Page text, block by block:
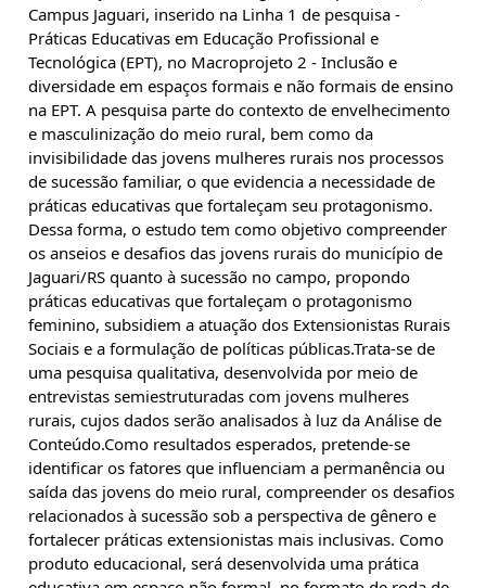
Campus Jaguari, inserido na Linha 1 de pesquisa -
Práticas Educativas em Educação Profissional e
Tecnológica (EPT), no Macroprojeto 2 - Inclusão e
diversidade em espaços formais e não formais de ensino
na EPT. A pesquisa parte do contexto de envelhecimento
e masculinização do meio rural, bem como da
invisibilidade das jovens mulheres rurais nos processos
de sucessão familiar, o que evidencia a necessidade de
práticas educativas que fortaleçam seu protagonismo.
Dessa forma, o estudo tem como objetivo compreender
os anseios e desafios das jovens rurais do município de
Jaguari/RS quanto à sucessão no campo, propondo
práticas educativas que fortaleçam o protagonismo
feminino, subsidiem a atuação dos Extensionistas Rurais
Sociais e a formulação de políticas públicas.Trata-se de
uma pesquisa qualitativa, desenvolvida por meio de
entrevistas semiestruturadas com jovens mulheres
rurais, cujos dados serão analisados à luz da Análise de
Conteúdo.Como resultados esperados, pretende-se
identificar os fatores que influenciam a permanência ou
saída das jovens do meio rural, compreender os desafios
relacionados à sucessão sob a perspectiva de gênero e
fortalecer práticas extensionistas mais inclusivas. Como
produto educacional, será desenvolvida uma prática